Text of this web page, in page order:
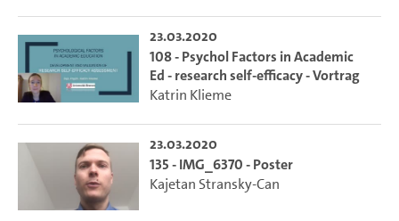
23.03.2020
108 - Psychol Factors in Academic
Ed - research self-efficacy - Vortrag
Katrin Klieme
23.03.2020
135 - IMG_6370 - Poster
Kajetan Stransky-Can